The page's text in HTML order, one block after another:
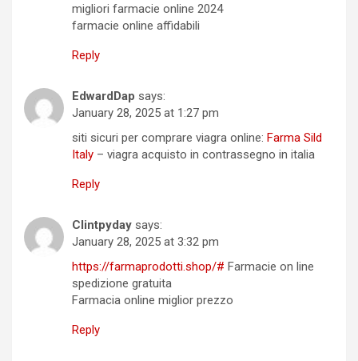
migliori farmacie online 2024
farmacie online affidabili
Reply
EdwardDap says:
January 28, 2025 at 1:27 pm
siti sicuri per comprare viagra online: Farma Sild
Italy – viagra acquisto in contrassegno in italia
Reply
Clintpyday says:
January 28, 2025 at 3:32 pm
https://farmaprodotti.shop/# Farmacie on line
spedizione gratuita
Farmacia online miglior prezzo
Reply